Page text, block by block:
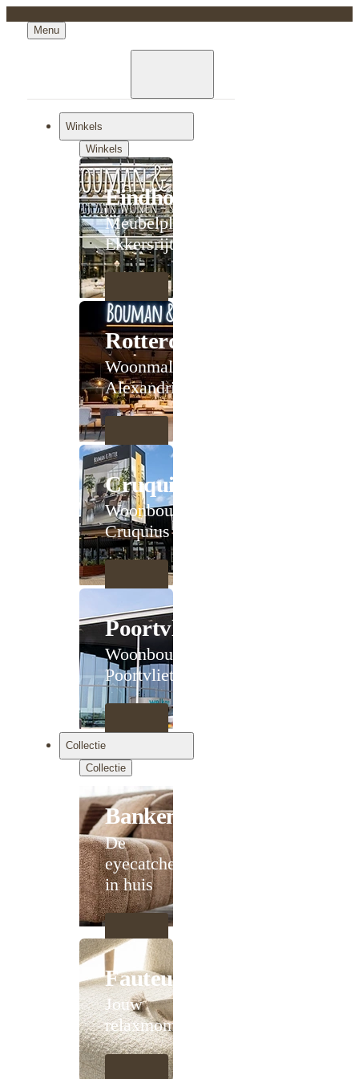
Menu
Winkels
Winkels
Eindhoven
Meubelplein
Ekkersrijt
Rotterdam
Woonmall
Alexandrium
Cruquius
Woonboulevard
Cruquius
Poortvliet
Woonboulevard
Poortvliet XXL
Collectie
Collectie
Banken
De
eyecatcher
in huis
Fauteuils
Jouw
relaxmoment